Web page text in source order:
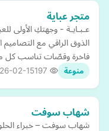
متجر عباية
عـبـايـة - وجهتكِ الأولى
الذوق الراقي مع
فاخرة وقصّات تناسب كل
منوعة 02-15
شهاب سوفت
شهاب سوفت – خبراء